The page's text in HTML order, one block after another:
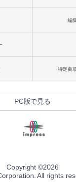
編
特定商
PC版で見る
Copyright ©2026
All rights